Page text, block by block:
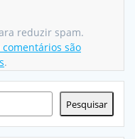
reduzir spam.
são
.
Pesquisar